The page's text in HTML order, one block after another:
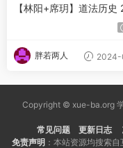
【林阳+席玥】道法历史
初三中考道法历史冲刺
胖若两人
Copyright © xue-ba.org
常见问题
更新日志
免责声明 ：本站资源均搜索